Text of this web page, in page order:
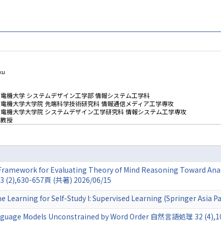
機大学 システムデザイン工学部 情報システム工学科
機大学大学院 先端科学技術研究科 情報通信メディア工学専攻
機大学大学院 システムデザイン工学研究科 情報システム工学専攻
授
for Evaluating Theory of Mind Reasoning Toward
(2),630-657頁 (共著) 2026/06/15
Learning for Self-Study I: Supervised Learning (Springer Asia
Models Unconstrained by Word Order 自然言語処理 32